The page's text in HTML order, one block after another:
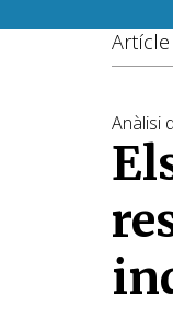
Artícle
Anàlisi